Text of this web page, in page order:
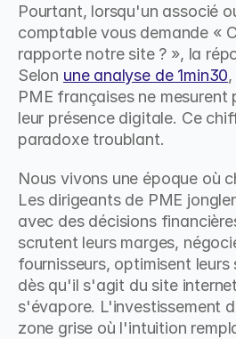
Pourtant, lorsqu'un associé
comptable vous demande «
rapporte notre site ? », la
Selon une analyse de 1min30
PME françaises ne
leur présence digitale. Ce
paradoxe troublant.
Nous vivons une époque où
Les dirigeants de PME
avec des décisions
scrutent leurs marges,
fournisseurs, optimisent
dès qu'il s'agit du site
s'évapore. L'investissement
zone grise où l'intuition